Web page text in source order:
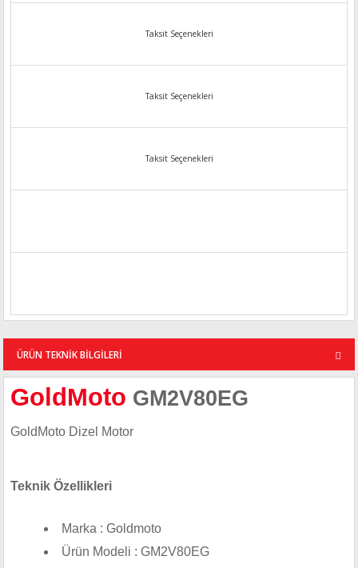
Taksit Seçenekleri
Taksit Seçenekleri
Taksit Seçenekleri
ÜRÜN TEKNİK BİLGİLERİ
GoldMoto GM2V80EG
GoldMoto Dizel Motor
Teknik Özellikleri
Marka : Goldmoto
Ürün Modeli : GM2V80EG